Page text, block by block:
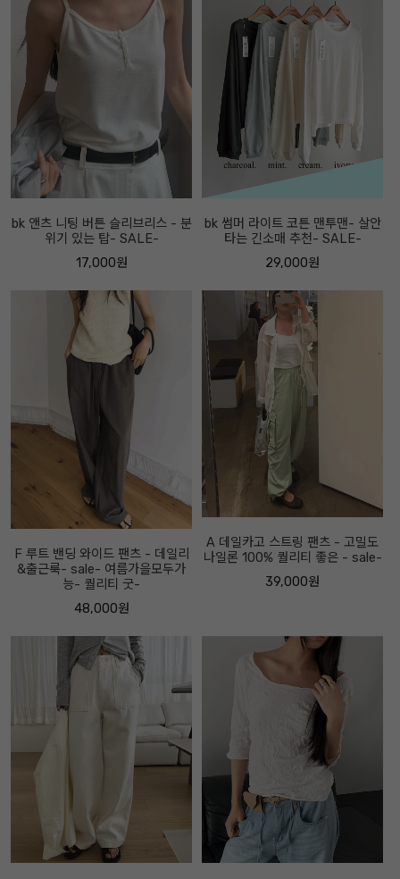
bk 앤츠 니팅 버튼 슬리브리스 - 분
위기 있는 탑- SALE-
17,000원
bk 썸머 라이트 코튼 맨투맨- 살안
타는 긴소매 추천- SALE-
29,000원
F 루트 밴딩 와이드 팬츠 - 데일리
&출근룩- sale- 여름가을모두가
능- 퀄리티 굿-
48,000원
A 데일카고 스트링 팬츠 - 고밀도
나일론 100% 퀄리티 좋은 - sale-
39,000원